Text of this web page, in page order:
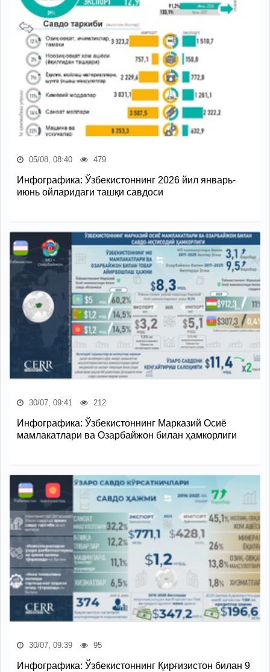
05/08, 08:40 479
Инфографика: Ўзбекистоннинг 2026 йил январь-
июнь ойларидаги ташқи савдоси
30/07, 09:41 212
Инфографика: Ўзбекистоннинг Марказий Осиё
мамлакатлари ва Озарбайжон билан ҳамкорлиги
30/07, 09:39 95
Инфографика: Ўзбекистоннинг Қирғизистон билан 9